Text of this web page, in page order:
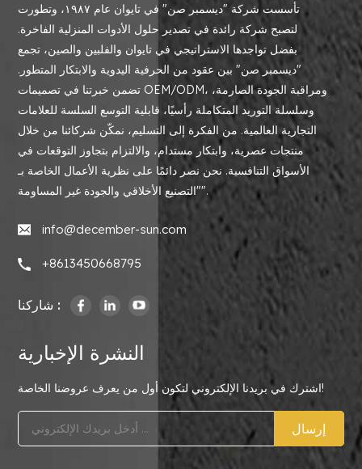
تأسست شركة "ديسمبر صن" في تايوان عام ١٩٨٧، وتطورت
لتصبح شركة رائدة في تصدير حلول الأدوات المنزلية الفاخرة.
بفضل تواجدها الاستراتيجي في تايوان والفلبين والصين، تجمع
"ديسمبر صن" بين عقود من الحرفية اليدوية والابتكار المتطور.
تضمن خبرتنا في تصميمات OEM/ODM، ومراقبة الجودة الصارمة،
وسلسلة التوريد المتكاملة رأسيًا، قابلية التوسع السلسة للعلامات
التجارية العالمية. من الفكرة إلى التسليم، نمكّن شركائنا من خلال
منتجات عصرية، وابتكار مستدام، والالتزام بتجاوز التوقعات في
الأسواق التنافسية. نحن نصر دائمًا على نظرية الأعمال الخاصة بـ
"التصنيع الأخلاقي والجودة غير المساومة".
info@december-sun.com
+8613450668795
شاركنا :
النشرة الإخبارية
اشترك في بريدنا الإلكتروني لتكون أول من يعرف عروضنا الخاصة!
إرسال